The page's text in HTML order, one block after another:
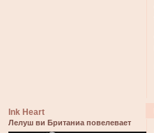
Ink Heart
Лелуш ви Британиа повелевает